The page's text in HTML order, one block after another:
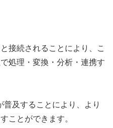
接続されることにより、こ
処理・変換・分析・連携す
及することにより、より
ことができます。